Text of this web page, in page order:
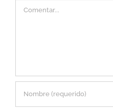
Comentar